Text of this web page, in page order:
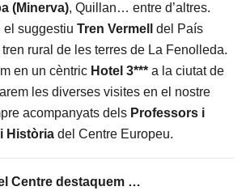
(Minerva), Quillan… entre d’altres.
el suggestiu Tren Vermell
del País
tren rural de les terres de La Fenolleda.
en un cèntric Hotel 3*** a la ciutat de
les diverses visites en el nostre
acompanyats dels Professors i
Història del Centre Europeu.
Centre destaquem …